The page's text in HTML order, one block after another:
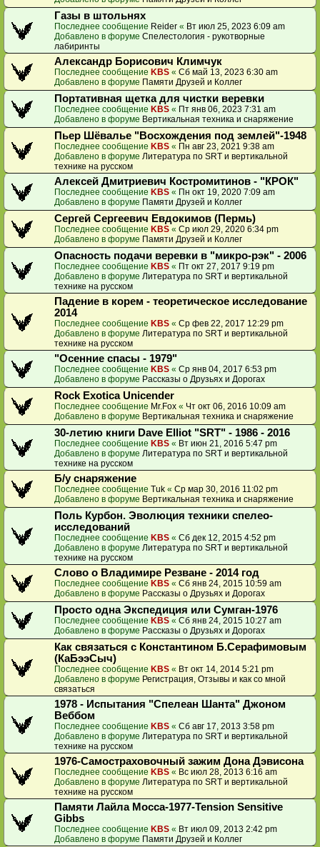
Газы в штольнях
Последнее сообщение Reider « Вт июл 25, 2023 6:09 am
Добавлено в форуме Спелестология - рукотворные
лабиринты
Александр Борисович Климчук
Последнее сообщение KBS « Сб май 13, 2023 6:30 am
Добавлено в форуме Памяти Друзей и Коллег
Портативная щетка для чистки веревки
Последнее сообщение KBS « Пт янв 06, 2023 7:31 am
Добавлено в форуме Вертикальная техника и снаряжение
Пьер Шёвалье "Восхождения под землей"-1948
Последнее сообщение KBS « Пн авг 23, 2021 9:38 am
Добавлено в форуме Литература по SRT и вертикальной
технике на русском
Алексей Дмитриевич Костромитинов - "КРОК"
Последнее сообщение KBS « Пн окт 19, 2020 7:09 am
Добавлено в форуме Памяти Друзей и Коллег
Сергей Сергеевич Евдокимов (Пермь)
Последнее сообщение KBS « Ср июл 29, 2020 6:34 pm
Добавлено в форуме Памяти Друзей и Коллег
Опасность подачи веревки в "микро-рэк" - 2006
Последнее сообщение KBS « Пт окт 27, 2017 9:19 pm
Добавлено в форуме Литература по SRT и вертикальной
технике на русском
Падение в корем - теоретическое исследование
2014
Последнее сообщение KBS « Ср фев 22, 2017 12:29 pm
Добавлено в форуме Литература по SRT и вертикальной
технике на русском
"Осенние спасы - 1979"
Последнее сообщение KBS « Ср янв 04, 2017 6:53 pm
Добавлено в форуме Рассказы о Друзьях и Дорогах
Rock Exotica Unicender
Последнее сообщение Mr.Fox « Чт окт 06, 2016 10:09 am
Добавлено в форуме Вертикальная техника и снаряжение
30-летию книги Dave Elliot "SRT" - 1986 - 2016
Последнее сообщение KBS « Вт июн 21, 2016 5:47 pm
Добавлено в форуме Литература по SRT и вертикальной
технике на русском
Б/у снаряжение
Последнее сообщение Tuk « Ср мар 30, 2016 11:02 pm
Добавлено в форуме Вертикальная техника и снаряжение
Поль Курбон. Эволюция техники спелео-
исследований
Последнее сообщение KBS « Сб дек 12, 2015 4:52 pm
Добавлено в форуме Литература по SRT и вертикальной
технике на русском
Слово о Владимире Резване - 2014 год
Последнее сообщение KBS « Сб янв 24, 2015 10:59 am
Добавлено в форуме Рассказы о Друзьях и Дорогах
Просто одна Экспедиция или Сумган-1976
Последнее сообщение KBS « Сб янв 24, 2015 10:27 am
Добавлено в форуме Рассказы о Друзьях и Дорогах
Как связаться с Константином Б.Серафимовым
(КаБээСыч)
Последнее сообщение KBS « Вт окт 14, 2014 5:21 pm
Добавлено в форуме Регистрация, Отзывы и как со мной
связаться
1978 - Испытания "Спелеан Шанта" Джоном
Веббом
Последнее сообщение KBS « Сб авг 17, 2013 3:58 pm
Добавлено в форуме Литература по SRT и вертикальной
технике на русском
1976-Самостраховочный зажим Дона Дэвисона
Последнее сообщение KBS « Вс июл 28, 2013 6:16 am
Добавлено в форуме Литература по SRT и вертикальной
технике на русском
Памяти Лайла Мосса-1977-Tension Sensitive
Gibbs
Последнее сообщение KBS « Вт июл 09, 2013 2:42 pm
Добавлено в форуме Памяти Друзей и Коллег